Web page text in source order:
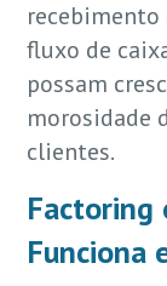
recebimento
fluxo de
possam
morosidade
clientes.
Factoring
Funciona